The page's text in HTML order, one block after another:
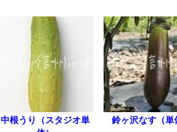
中根うり（スタジオ単
鈴ヶ沢なす（単